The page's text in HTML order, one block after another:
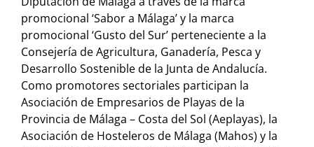
promocional ‘Sabor a Málaga’ y la marca
promocional ‘Gusto del Sur’ perteneciente a la
Consejería de Agricultura, Ganadería, Pesca y
Desarrollo Sostenible de la Junta de Andalucía.
Como promotores sectoriales participan la
Asociación de Empresarios de Playas de la
Provincia de Málaga – Costa del Sol (Aeplayas), la
Asociación de Hosteleros de Málaga (Mahos) y la